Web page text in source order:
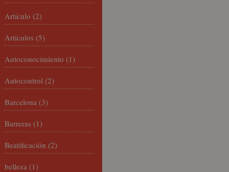
Artículo (2)
Artículos (5)
Autoconocimiento (1)
Autocontrol (2)
Barcelona (3)
Barreras (1)
Beatificación (2)
belleza (1)